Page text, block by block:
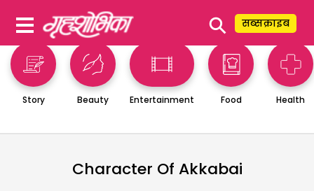
⚲ सब्सक्राइब
Story Beauty Entertainment Food Health
Character Of Akkabai